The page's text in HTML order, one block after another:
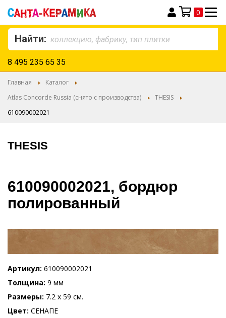
Моя корзина
0
Найти:
8 495 235 65 35
Главная
Каталог
Atlas Concorde Russia (снято с производства)
THESIS
610090002021
THESIS
610090002021, бордюр
полированный
Артикул 610090002021
Толщина 9 мм
Размеры 7.2 x 59 см.
Цвет СЕНАПЕ